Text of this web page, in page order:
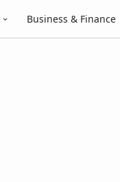
Business & Finance